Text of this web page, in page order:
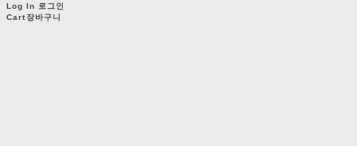
Log In 로그인
Cart장바구니